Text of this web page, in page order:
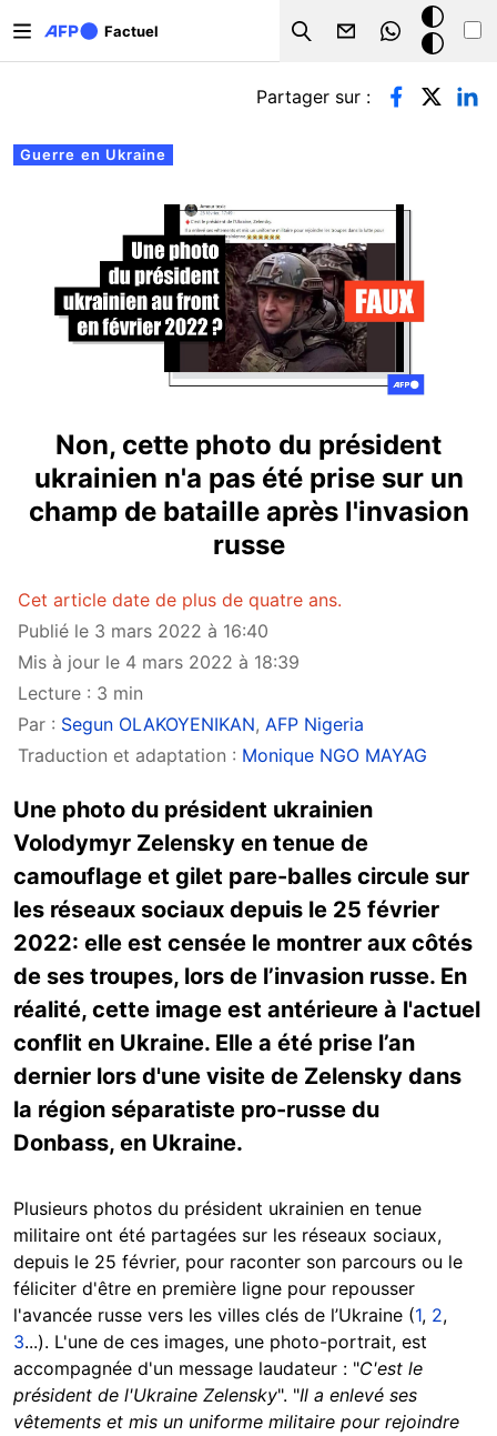
Factuel
Search
Mode
sombre
Onglets principaux
Guerre en Ukraine
Partager sur :
Non, cette photo du président
ukrainien n'a pas été prise sur un
champ de bataille après l'invasion
russe
Cet article date de plus de quatre ans.
Publié le 3 mars 2022 à 16:40
Mis à jour le 4 mars 2022 à 18:39
Lecture : 3 min
Par : Segun OLAKOYENIKAN, AFP Nigeria
Traduction et adaptation : Monique NGO MAYAG
Une photo du président ukrainien
Volodymyr Zelensky en tenue de
camouflage et gilet pare-balles circule sur
les réseaux sociaux depuis le 25 février
2022: elle est censée le montrer aux côtés
de ses troupes, lors de l’invasion russe. En
réalité, cette image est antérieure à l'actuel
conflit en Ukraine. Elle a été prise l’an
dernier lors d'une visite de Zelensky dans
la région séparatiste pro-russe du
Donbass, en Ukraine.
Plusieurs photos du président ukrainien en tenue
militaire ont été partagées sur les réseaux sociaux,
depuis le 25 février, pour raconter son parcours ou le
féliciter d'être en première ligne pour repousser
l'avancée russe vers les villes clés de l’Ukraine (1, 2,
3...). L'une de ces images, une photo-portrait, est
accompagnée d'un message laudateur : "C'est le
président de l'Ukraine Zelensky". "Il a enlevé ses
vêtements et mis un uniforme militaire pour rejoindre